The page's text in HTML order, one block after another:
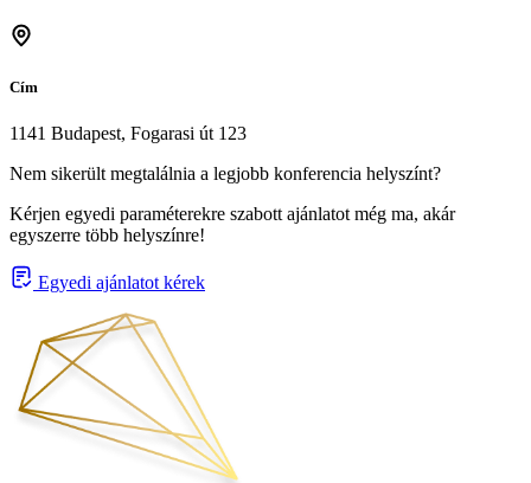
Cím
1141 Budapest, Fogarasi út 123
Nem sikerült megtalálnia a legjobb konferencia helyszínt?
Kérjen egyedi paraméterekre szabott ajánlatot még ma, akár
egyszerre több helyszínre!
Egyedi ajánlatot kérek